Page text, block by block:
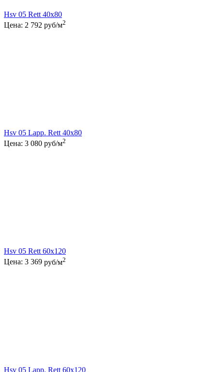
Hsv 05 Rett 40x80
Цена: 2 792 руб/м2
Hsv 05 Lapp. Rett 40x80
Цена: 3 080 руб/м2
Hsv 05 Rett 60x120
Цена: 3 369 руб/м2
Hsv 05 Lapp. Rett 60x120